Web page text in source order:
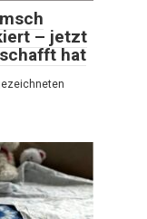
– jetzt
hat